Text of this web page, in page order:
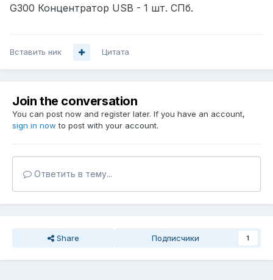
G300 Концентратор USB - 1 шт. СПб.
Вставить ник Цитата
Join the conversation
You can post now and register later. If you have an account,
sign in now to post with your account.
Ответить в тему...
Share Подписчики 1